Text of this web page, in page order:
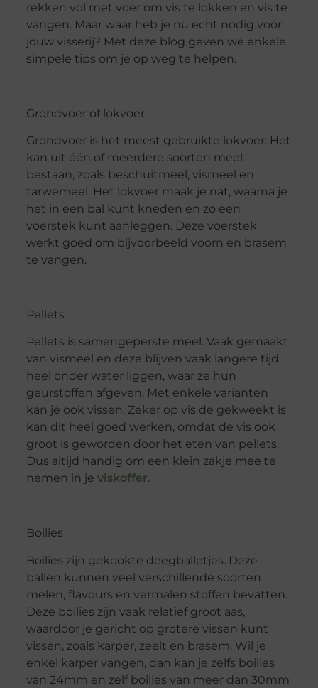
rekken vol met voer om vis te lokken en vis te
vangen. Maar waar heb je nu echt nodig voor
jouw visserij? Met deze blog geven we enkele
simpele tips om je op weg te helpen.
Grondvoer of lokvoer
Grondvoer is het meest gebruikte lokvoer. Het
kan uit één of meerdere soorten meel
bestaan, zoals beschuitmeel, vismeel en
tarwemeel. Het lokvoer maak je nat, waarna je
het in een bal kunt kneden en zo een
voerstek kunt aanleggen. Deze voerstek
werkt goed om bijvoorbeeld voorn en brasem
te vangen.
Pellets
Pellets is samengeperste meel. Vaak gemaakt
van vismeel en deze blijven vaak langere tijd
heel onder water liggen, waar ze hun
geurstoffen afgeven. Met enkele varianten
kan je ook vissen. Zeker op vis de gekweekt is
kan dit heel goed werken, omdat de vis ook
groot is geworden door het eten van pellets.
Dus altijd handig om een klein zakje mee te
nemen in je viskoffer.
Boilies
Boilies zijn gekookte deegballetjes. Deze
ballen kunnen veel verschillende soorten
melen, flavours en vermalen stoffen bevatten.
Deze boilies zijn vaak relatief groot aas,
waardoor je gericht op grotere vissen kunt
vissen, zoals karper, zeelt en brasem. Wil je
enkel karper vangen, dan kan je zelfs boilies
van 24mm en zelf boilies van meer dan 30mm